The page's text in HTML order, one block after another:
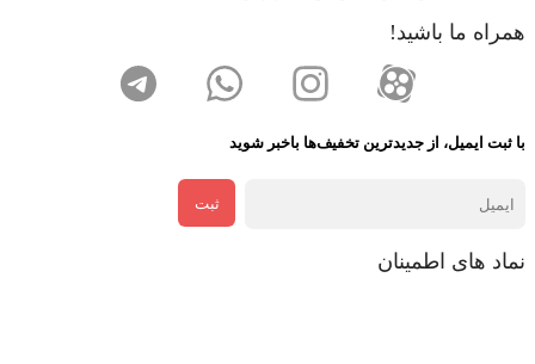
همراه ما باشید!
با ثبت ایمیل، از جدید‌ترین تخفیف‌ها با‌خبر شوید
ثبت
نماد های اطمینان